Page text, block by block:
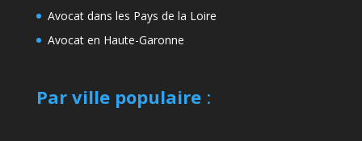
Avocat dans les Pays de la Loire
Avocat en Haute-Garonne
Par ville populaire: